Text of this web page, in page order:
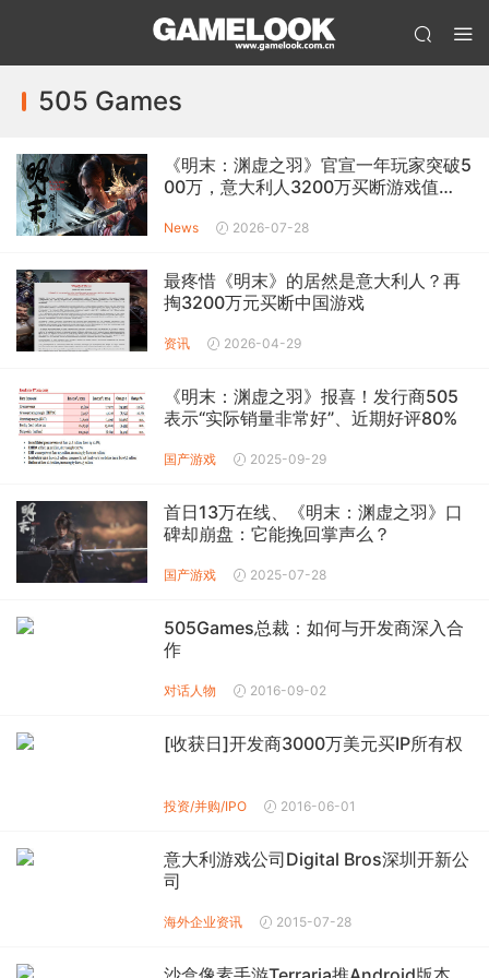
505 Games
《明末：渊虚之羽》官宣一年玩家突破5
00万，意大利人3200万买断游戏值
News 2026-07-28
最疼惜《明末》的居然是意大利人？再
掏3200万元买断中国游戏
资讯 2026-04-29
《明末：渊虚之羽》报喜！发行商505
表示“实际销量非常好”、近期好评80%
国产游戏 2025-09-29
首日13万在线、《明末：渊虚之羽》口
碑却崩盘：它能挽回掌声么？
国产游戏 2025-07-28
505Games总裁：如何与开发商深入合
作
对话人物 2016-09-02
[收获日]开发商3000万美元买IP所有权
投资/并购/IPO 2016-06-01
意大利游戏公司Digital Bros深圳开新公
司
海外企业资讯 2015-07-28